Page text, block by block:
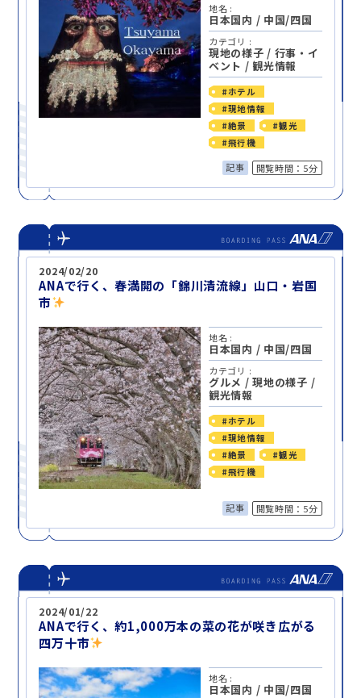
地名 :
日本国内 / 中国/四国
カテゴリ :
現地の様子 / 行事・イ
ベント / 観光情報
#ホテル
#現地情報
#絶景
#観光
#飛行機
記事 閲覧時間：5分
2024/02/20
ANAで行く、春満開の「錦川清流線」山口・岩国
市
地名 :
日本国内 / 中国/四国
カテゴリ :
グルメ /現地の様子 /
観光情報
#ホテル
#現地情報
#絶景
#観光
#飛行機
記事 閲覧時間：5分
2024/01/22
ANAで行く、約1,000万本の菜の花が咲き広がる
四万十市
地名 :
日本国内 / 中国/四国